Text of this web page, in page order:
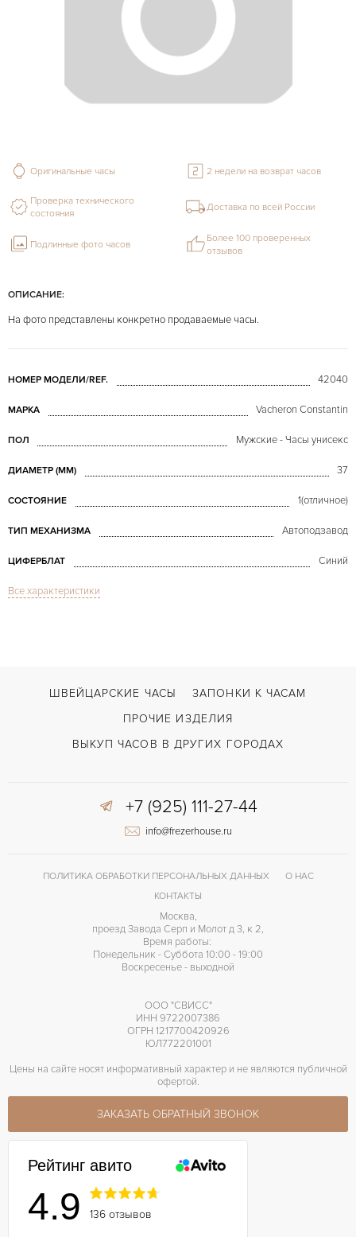
ОПИСАНИЕ:
На фото представлены конкретно продаваемые часы.
НОМЕР МОДЕЛИ/REF. 42040
МАРКА Vacheron Constantin
ПОЛ Мужские - Часы унисекс
ДИАМЕТР (MM) 37
СОСТОЯНИЕ 1(отличное)
ТИП МЕХАНИЗМА Автоподзавод
ЦИФЕРБЛАТ Синий
СТЕКЛО
ВОЗМОЖНОСТИ ДОСТАВКИ С документами, С футляром
Двойной сложности застежка
ДЛИНА БРАСЛЕТА, ДЛИННАЯ СТОРОНА
Без цифр
Все характеристики
Оригинальные часы 2 недели на возврат часов
Проверка технического
состояния
Доставка по всей России
Подлинные фото часов
Более 100 проверенных
отзывов
ШВЕЙЦАРСКИЕ ЧАСЫ
ЗАПОНКИ К ЧАСАМ
ПРОЧИЕ ИЗДЕЛИЯ
ВЫКУП ЧАСОВ В ДРУГИХ ГОРОДАХ
+7 (925) 111-27-44
info@frezerhouse.ru
ПОЛИТИКА ОБРАБОТКИ ПЕРСОНАЛЬНЫХ ДАННЫХ
О НАС
КОНТАКТЫ
Москва,
проезд Завода Серп и Молот д 3, к 2,
Время работы:
Понедельник - Суббота 10:00 - 19:00
Воскресенье - выходной
ООО "СВИСС"
ИНН 9722007386
ОГРН 1217700420926
ЮЛ772201001
Цены на сайте носят информативный характер и не являются публичной
офертой.
ЗАКАЗАТЬ ОБРАТНЫЙ ЗВОНОК
Рейтинг авито
4.9 136 отзывов